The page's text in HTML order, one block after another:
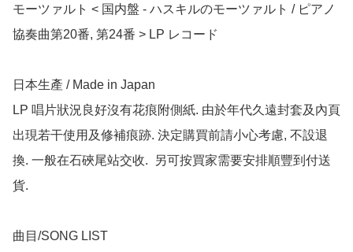
モーツァルト < 国内盤 - ハスキルのモーツァルト / ピアノ
協奏曲第20番, 第24番 > LP レコード
日本生產 / Made in Japan
LP 唱片狀況良好沒有花痕附側紙. 由於年代久遠封套及內頁
出現若干使用及修補痕跡. 決定購買前請小心考慮, 不設退
換. 一般在石硤尾站交收.  另可按買家需要安排順豐到付送
貨.
曲目/SONG LIST